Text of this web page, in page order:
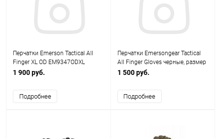
Перчатки Emerson Tactical All
Finger XL OD EM9347ODXL
1 900 руб.
Подробнее
Перчатки Emersongear Tactical
All Finger Gloves черные, размер
XL EM9347BKXL
1 500 руб.
Подробнее